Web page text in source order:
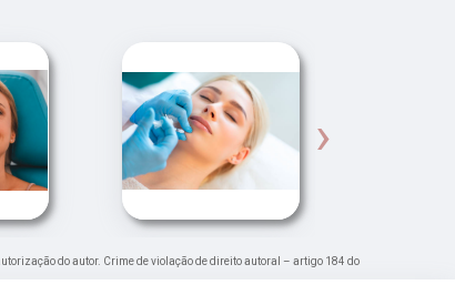
›
do autor. Crime de violação de direito autoral – artigo 184 do